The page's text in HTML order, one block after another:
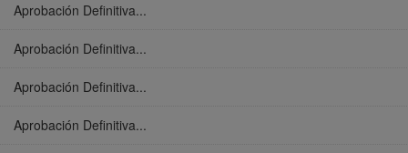
Aprobación Definitiva...
Aprobación Definitiva...
Aprobación Definitiva...
Aprobación Definitiva...